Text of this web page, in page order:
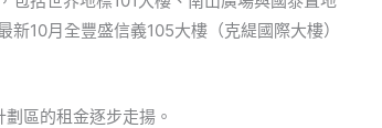
10月全豐盛信義105大樓（克緹國際大樓）
區的租金逐步走揚。